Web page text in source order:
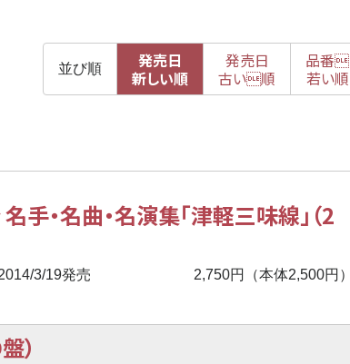
並び順
発売日
新しい順
発売日
古い順
品番
若い順
・名曲・名演集「津軽三味線」（2
3/19発売
2,750円（本体2,500円）
）